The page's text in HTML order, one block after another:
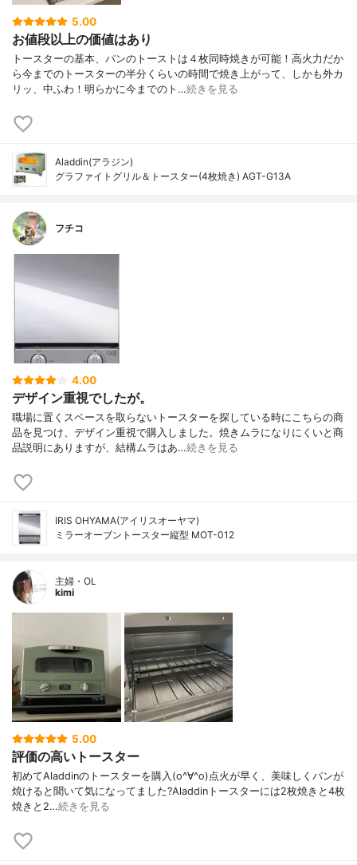
5.00
お値段以上の価値はあり
トースターの基本、パンのトーストは４枚同時焼きが可能！高火力だか
ら今までのトースターの半分くらいの時間で焼き上がって、しかも外カ
リッ、中ふわ！明らかに今までのト…続きを見る
Aladdin(アラジン)
グラファイトグリル＆トースター(4枚焼き) AGT-G13A
フチコ
4.00
デザイン重視でしたが。
職場に置くスペースを取らないトースターを探している時にこちらの商
品を見つけ、デザイン重視で購入しました。焼きムラになりにくいと商
品説明にありますが、結構ムラはあ…続きを見る
IRIS OHYAMA(アイリスオーヤマ)
ミラーオーブントースター縦型 MOT-012
主婦・OL
kimi
5.00
評価の高いトースター
初めてAladdinのトースターを購入(o^∀^o)点火が早く、美味しくパンが
焼けると聞いて気になってました?Aladdinトースターには2枚焼きと4枚
焼きと2…続きを見る